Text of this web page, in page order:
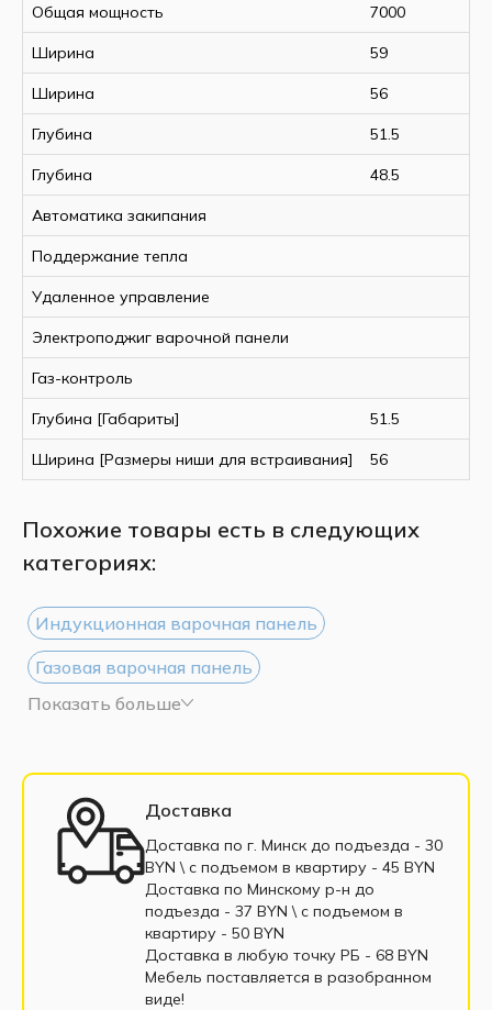
Общая мощность 7000
Ширина 59
Ширина 56
Глубина 51.5
Глубина 48.5
Автоматика закипания
Поддержание тепла
Удаленное управление
Электроподжиг варочной панели
Газ-контроль
Глубина [Габариты] 51.5
Ширина [Размеры ниши для встраивания] 56
Похожие товары есть в следующих
категориях:
Индукционная варочная панель
Газовая варочная панель
Электрическая варочная панель
Показать больше
Доставка
Доставка по г. Минск до подъезда - 30
BYN \ c подъемом в квартиру - 45 BYN
Доставка по Минскому р-н до
подъезда - 37 BYN \ c подъемом в
квартиру - 50 BYN
Доставка в любую точку РБ - 68 BYN
Мебель поставляется в разобранном
виде!